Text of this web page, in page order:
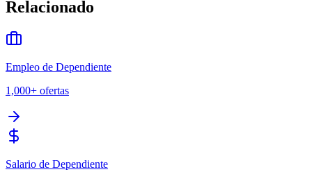
Relacionado
Empleo de Dependiente
1,000+ ofertas
Salario de Dependiente